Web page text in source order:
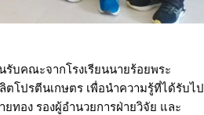
บคณะจากโรงเรียนนายร้อยพระ
ตโปรตีนเกษตร เพื่อนำความรู้ที่ได้รับไป
ทอง รองผู้อำนวยการฝ่ายวิจัย และ